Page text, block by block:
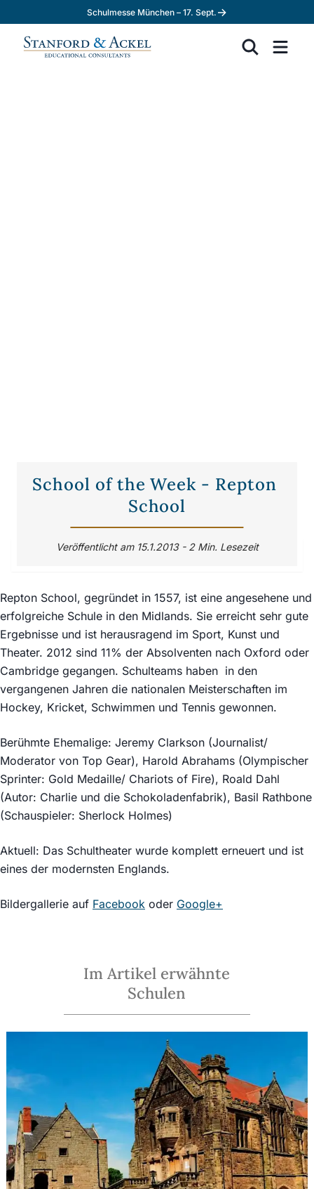
Schulmesse München – 17. Sept. →
School of the Week - Repton
School
Veröffentlicht am 15.1.2013 - 2 Min. Lesezeit
Repton School, gegründet in 1557, ist eine angesehene und
erfolgreiche Schule in den Midlands. Sie erreicht sehr gute
Ergebnisse und ist herausragend im Sport, Kunst und
Theater. 2012 sind 11% der Absolventen nach Oxford oder
Cambridge gegangen. Schulteams haben in den
vergangenen Jahren die nationalen Meisterschaften im
Hockey, Kricket, Schwimmen und Tennis gewonnen.
Berühmte Ehemalige: Jeremy Clarkson (Journalist/
Moderator von Top Gear), Harold Abrahams (Olympischer
Sprinter: Gold Medaille/ Chariots of Fire), Roald Dahl
(Autor: Charlie und die Schokoladenfabrik), Basil Rathbone
(Schauspieler: Sherlock Holmes)
Aktuell: Das Schultheater wurde komplett erneuert und ist
eines der modernsten Englands.
Bildergallerie auf Facebook oder Google+
Im Artikel erwähnte
Schulen